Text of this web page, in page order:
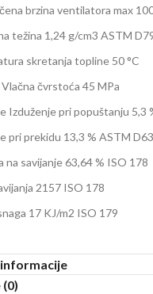
brzina ventilatora max
težina 1,24 g/cm3 ASTM
skretanja topline 50 °C
Vlačna čvrstoća 45 MPa
Izduženje pri popuštanju 5,3
pri prekidu 13,3 % ASTM
na savijanje 63,64 % ISO 178
2157 ISO 178
17 KJ/m2 ISO 179
(0)